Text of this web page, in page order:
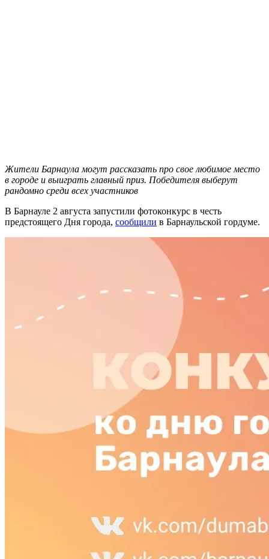
Жители Барнаула могут рассказать про свое любимое место
в городе и выиграть главный приз. Победителя выберут
рандомно среди всех участников
В Барнауле 2 августа запустили фотоконкурс в честь
предстоящего Дня города, сообщили в Барнаульской гордуме.